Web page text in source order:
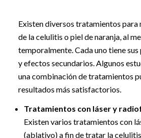
Existen diversos tratamientos para
de la celulitis o piel de naranja, al
temporalmente. Cada uno tiene
y efectos secundarios. Algunos
una combinación de tratamientos
resultados más satisfactorios.
Tratamientos con láser y
Existen varios tratamientos con
(ablativo) a fin de tratar la